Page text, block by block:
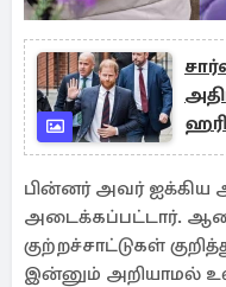
பின்னர் அவர் ஐக்கிய
அடைக்கப்பட்டார்.
குற்றச்சாட்டுகள்
இன்னும் அறியாமல்